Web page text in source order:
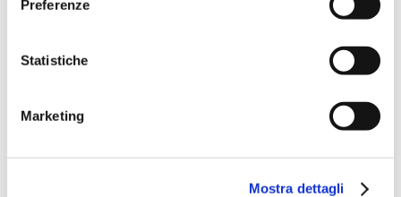
Preferenze
Statistiche
Marketing
Mostra dettagli
interni. Il solaio con archi
accesso ad un tetto a terrazza su
da Woody Allen in Vicky Cristina
film se volete ripercorrere tutte